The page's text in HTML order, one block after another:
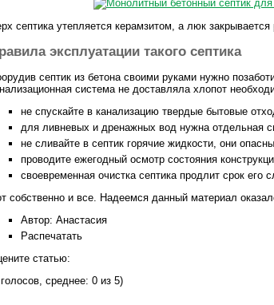
септика утепляется керамзитом, а люк
эксплуатации такого септика
септик из бетона своими руками нужно
система не доставляла хлопот
не спускайте в канализацию твердые бытовые
для ливневых и дренажных вод нужна отдельная
не сливайте в септик горячие жидкости, они
проводите ежегодный осмотр состояния
своевременная очистка септика продлит срок его
собственно и все. Надеемся данный материал
Автор: Анастасия
Распечатать
статью:
среднее: 0 из 5)